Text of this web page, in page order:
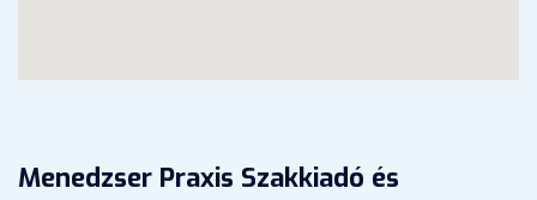
Menedzser Praxis Szakkiadó és